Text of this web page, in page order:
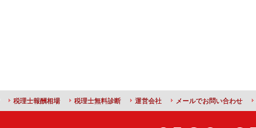
税理士報酬相場 税理士無料診断 運営会社 メールでお問い合わせ